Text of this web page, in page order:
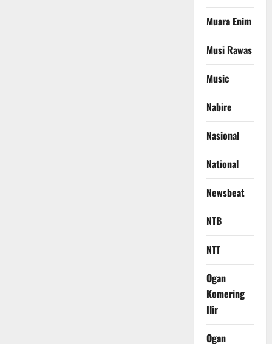
Muara Enim
Musi Rawas
Music
Nabire
Nasional
National
Newsbeat
NTB
NTT
Ogan
Komering
Ilir
Ogan